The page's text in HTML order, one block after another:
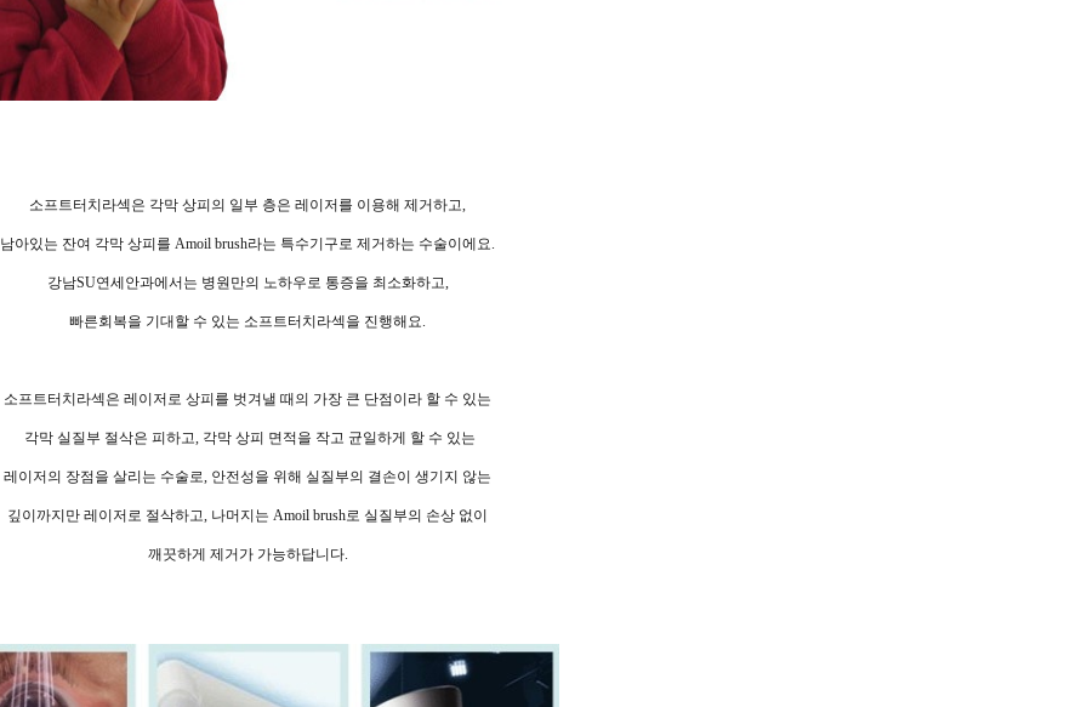
소프트터치라섹은 각막 상피의 일부 층은 레이저를 이용해 제거하고,
남아있는 잔여 각막 상피를 Amoil brush라는 특수기구로 제거하는 수술이에요.
강남SU연세안과에서는 병원만의 노하우로 통증을 최소화하고,
빠른회복을 기대할 수 있는 소프트터치라섹을 진행해요.
소프트터치라섹은 레이저로 상피를 벗겨낼 때의 가장 큰 단점이라 할 수 있는
각막 실질부 절삭은 피하고, 각막 상피 면적을 작고 균일하게 할 수 있는
레이저의 장점을 살리는 수술로, 안전성을 위해 실질부의 결손이 생기지 않는
깊이까지만 레이저로 절삭하고, 나머지는 Amoil brush로 실질부의 손상 없이
깨끗하게 제거가 가능하답니다.